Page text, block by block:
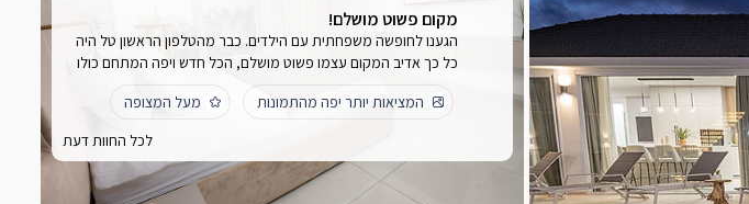
מקום פשוט מושלם!
הגענו לחופשה משפחתית עם הילדים. כבר מהטלפון הראשון טל היה
כל כך אדיב המקום עצמו פשוט מושלם, הכל חדש ויפה המתחם כולו
מצוחצחהמים בבריכה צלולים ונקים מאודבעלי המקום אדיבים ודואגים
שבאמת יהיה לנו כייףמבחינתי ציון 1,000תודה רבה עוד נחזור בעז"ה
המציאות יותר יפה מהתמונות
מעל המצופה
לכל החוות דעת